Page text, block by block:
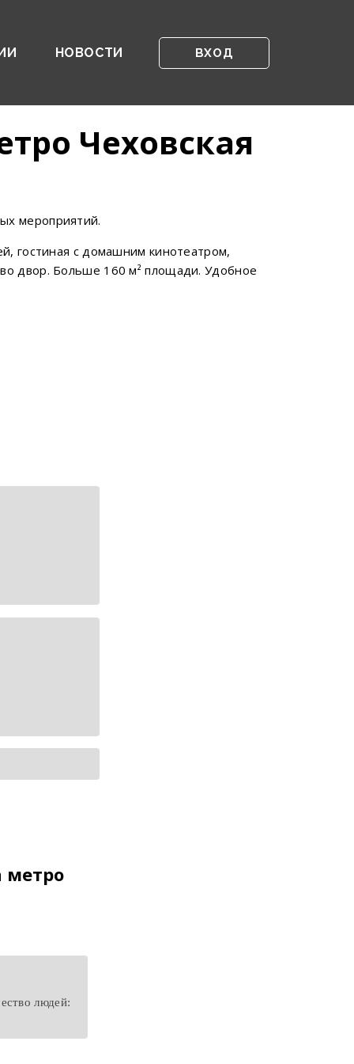
НОВОСТИ ВХОД
Чеховская
мероприятий.
гостиная с домашним кинотеатром,
двор. Больше 160 м² площади. Удобное
метро
людей: